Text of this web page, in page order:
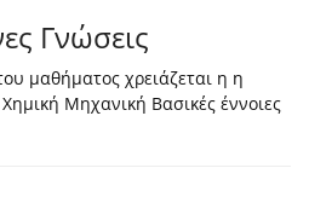
Γνώσεις
μαθήματος χρειάζεται η η
Μηχανική Βασικές έννοιες